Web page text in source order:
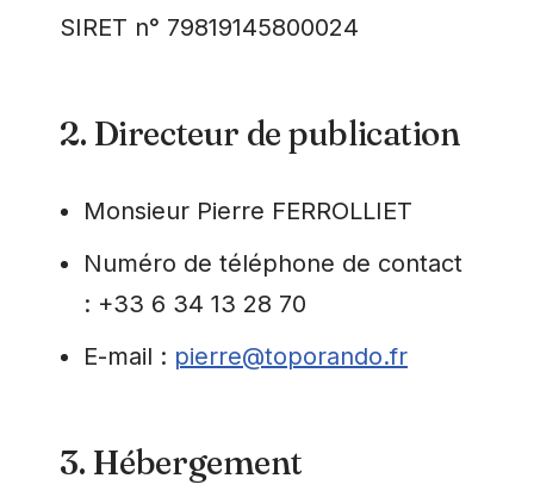
SIRET n° 79819145800024
2. Directeur de publication
Monsieur Pierre FERROLLIET
Numéro de téléphone de contact
: +33 6 34 13 28 70
E-mail : pierre@toporando.fr
3. Hébergement